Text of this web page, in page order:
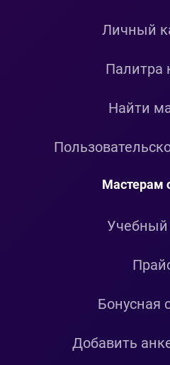
Личный
Палитра
Найти
Мастерам
Учебный
Бонусная
Добавить